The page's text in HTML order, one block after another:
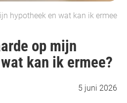
hypotheek en wat kan ik ermee?
op mijn
kan ik ermee?
5 juni 2026